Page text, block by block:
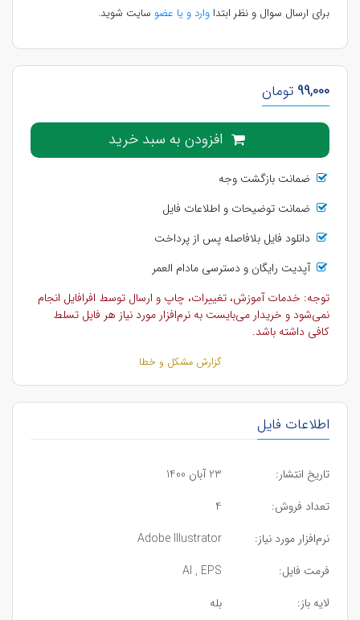
برای ارسال سوال و نظر ابتداوارد و یا عضو سایت شوید.
99,000 تومان
افزودن به سبد خرید
ضمانت بازگشت وجه
ضمانت توضیحات و اطلاعات فایل
دانلود فایل بلافاصله پس از پرداخت
آپدیت رایگان و دسترسی مادام العمر
توجه: خدمات آموزش، تغییرات، چاپ و ارسال توسط افرافایل انجام
نمی‌شود و خریدار می‌بایست به نرم‌افزار مورد نیاز هر فایل تسلط
کافی داشته باشد.
گزارش مشکل و خطا
اطلاعات فایل
تاریخ انتشار:
23 آبان 1400
تعداد فروش:
4
نرم‌افزار مورد نیاز:
Adobe Illustrator
فرمت فایل:
AI , EPS
لایه باز:
بله